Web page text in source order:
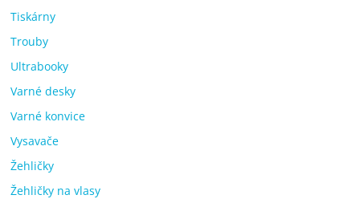
Tiskárny
Trouby
Ultrabooky
Varné desky
Varné konvice
Vysavače
Žehličky
Žehličky na vlasy